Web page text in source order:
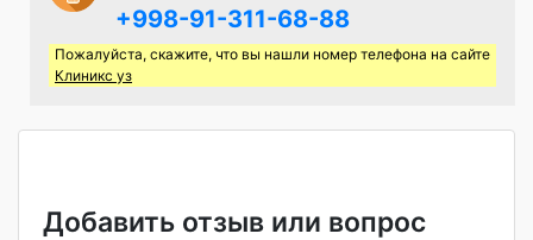
+998-91-311-68-88
Пожалуйста, скажите, что вы нашли номер телефона на сайте
Клиникс уз
Добавить отзыв или вопрос